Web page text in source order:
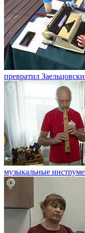
превратил
музыкальные